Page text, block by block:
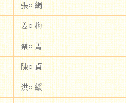
張○ 絹
姜○ 梅
蔡○ 菁
陳○ 貞
洪○ 緩